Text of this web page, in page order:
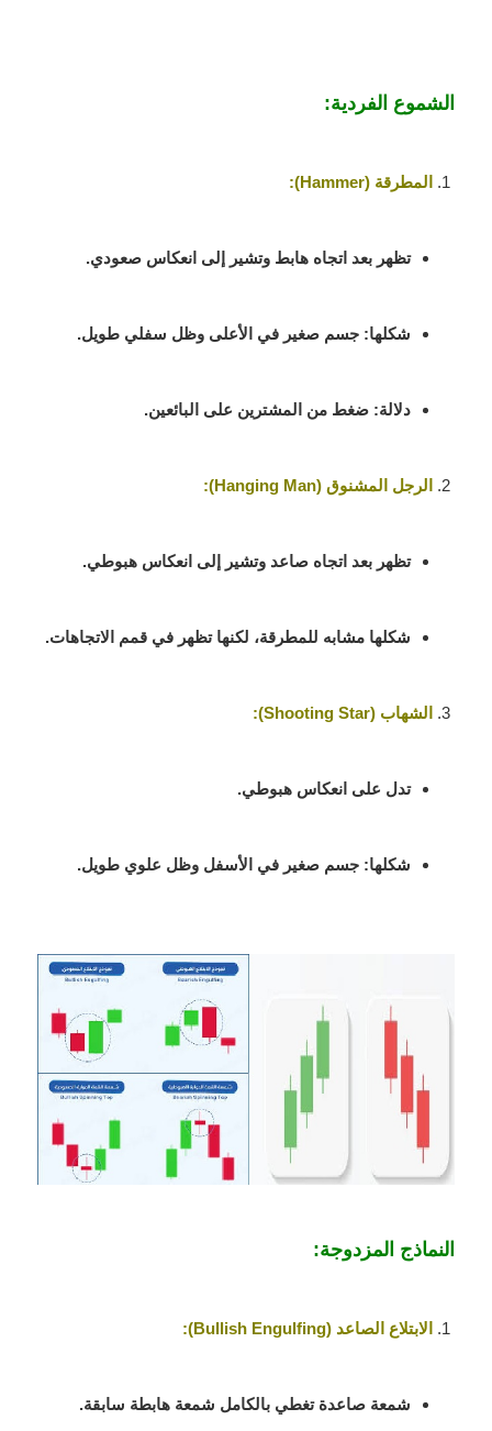
الشموع الفردية:
المطرقة (Hammer) :
تظهر بعد اتجاه هابط وتشير إلى انعكاس صعودي.
شكلها: جسم صغير في الأعلى وظل سفلي طويل.
دلالة: ضغط من المشترين على البائعين.
الرجل المشنوق (Hanging Man) :
تظهر بعد اتجاه صاعد وتشير إلى انعكاس هبوطي.
شكلها مشابه للمطرقة، لكنها تظهر في قمم الاتجاهات.
الشهاب (Shooting Star) :
تدل على انعكاس هبوطي.
شكلها: جسم صغير في الأسفل وظل علوي طويل.
النماذج المزدوجة:
الابتلاع الصاعد (Bullish Engulfing) :
شمعة صاعدة تغطي بالكامل شمعة هابطة سابقة.